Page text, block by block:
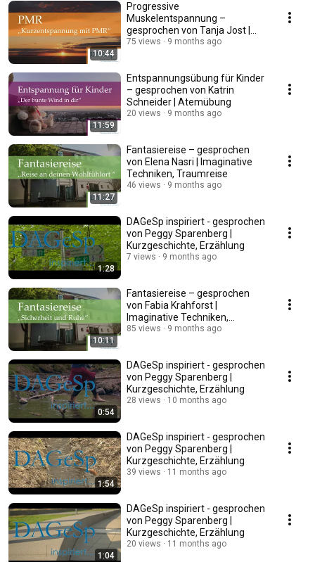
10:44
Progressive
Muskelentspannung –
gesprochen von Tanja Jost |
PMR
75 views 9 months ago
11:59
Entspannungsübung für Kinder
– gesprochen von Katrin
Schneider | Atemübung
20 views 9 months ago
11:27
Fantasiereise – gesprochen
von Elena Nasri | Imaginative
Techniken, Traumreise
46 views 9 months ago
1:28
DAGeSp inspiriert - gesprochen
von Peggy Sparenberg |
Kurzgeschichte, Erzählung
7 views 9 months ago
10:11
Fantasiereise – gesprochen
von Fabia Krahforst |
Imaginative Techniken,
Traumreise
85 views 9 months ago
0:54
DAGeSp inspiriert - gesprochen
von Peggy Sparenberg |
Kurzgeschichte, Erzählung
28 views 10 months ago
1:54
DAGeSp inspiriert - gesprochen
von Peggy Sparenberg |
Kurzgeschichte, Erzählung
39 views 11 months ago
1:04
DAGeSp inspiriert - gesprochen
von Peggy Sparenberg |
Kurzgeschichte, Erzählung
20 views 11 months ago